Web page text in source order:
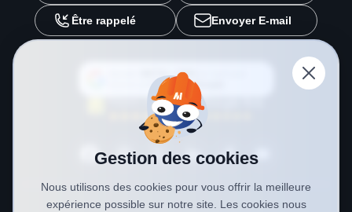
Être rappelé Envoyer E-mail
METAL 2000
source préférée surGoogle
Gestion des cookies
Nous utilisons des cookies pour vous offrir la meilleure
expérience possible sur notre site. Les cookies nous